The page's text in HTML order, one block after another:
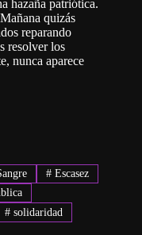
hazaña patriótica.
quizás
reparando
resolver los
nunca aparece
# Escasez
# solidaridad